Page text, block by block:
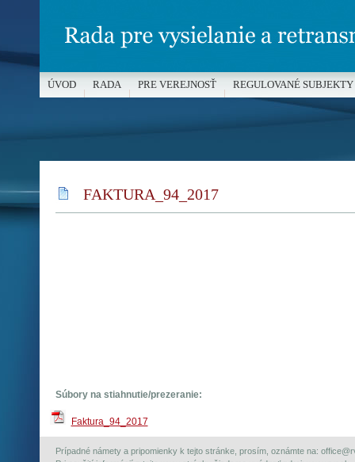
FAKTURA_94_2017
Súbory na stiahnutie/prezeranie:
Faktura_94_2017
Prípadné námety a pripomienky k tejto stránke, prosím, oznámte na:
ÚVOD RADA PRE VEREJNOSŤ REGULOVANÉ SUBJEKTY